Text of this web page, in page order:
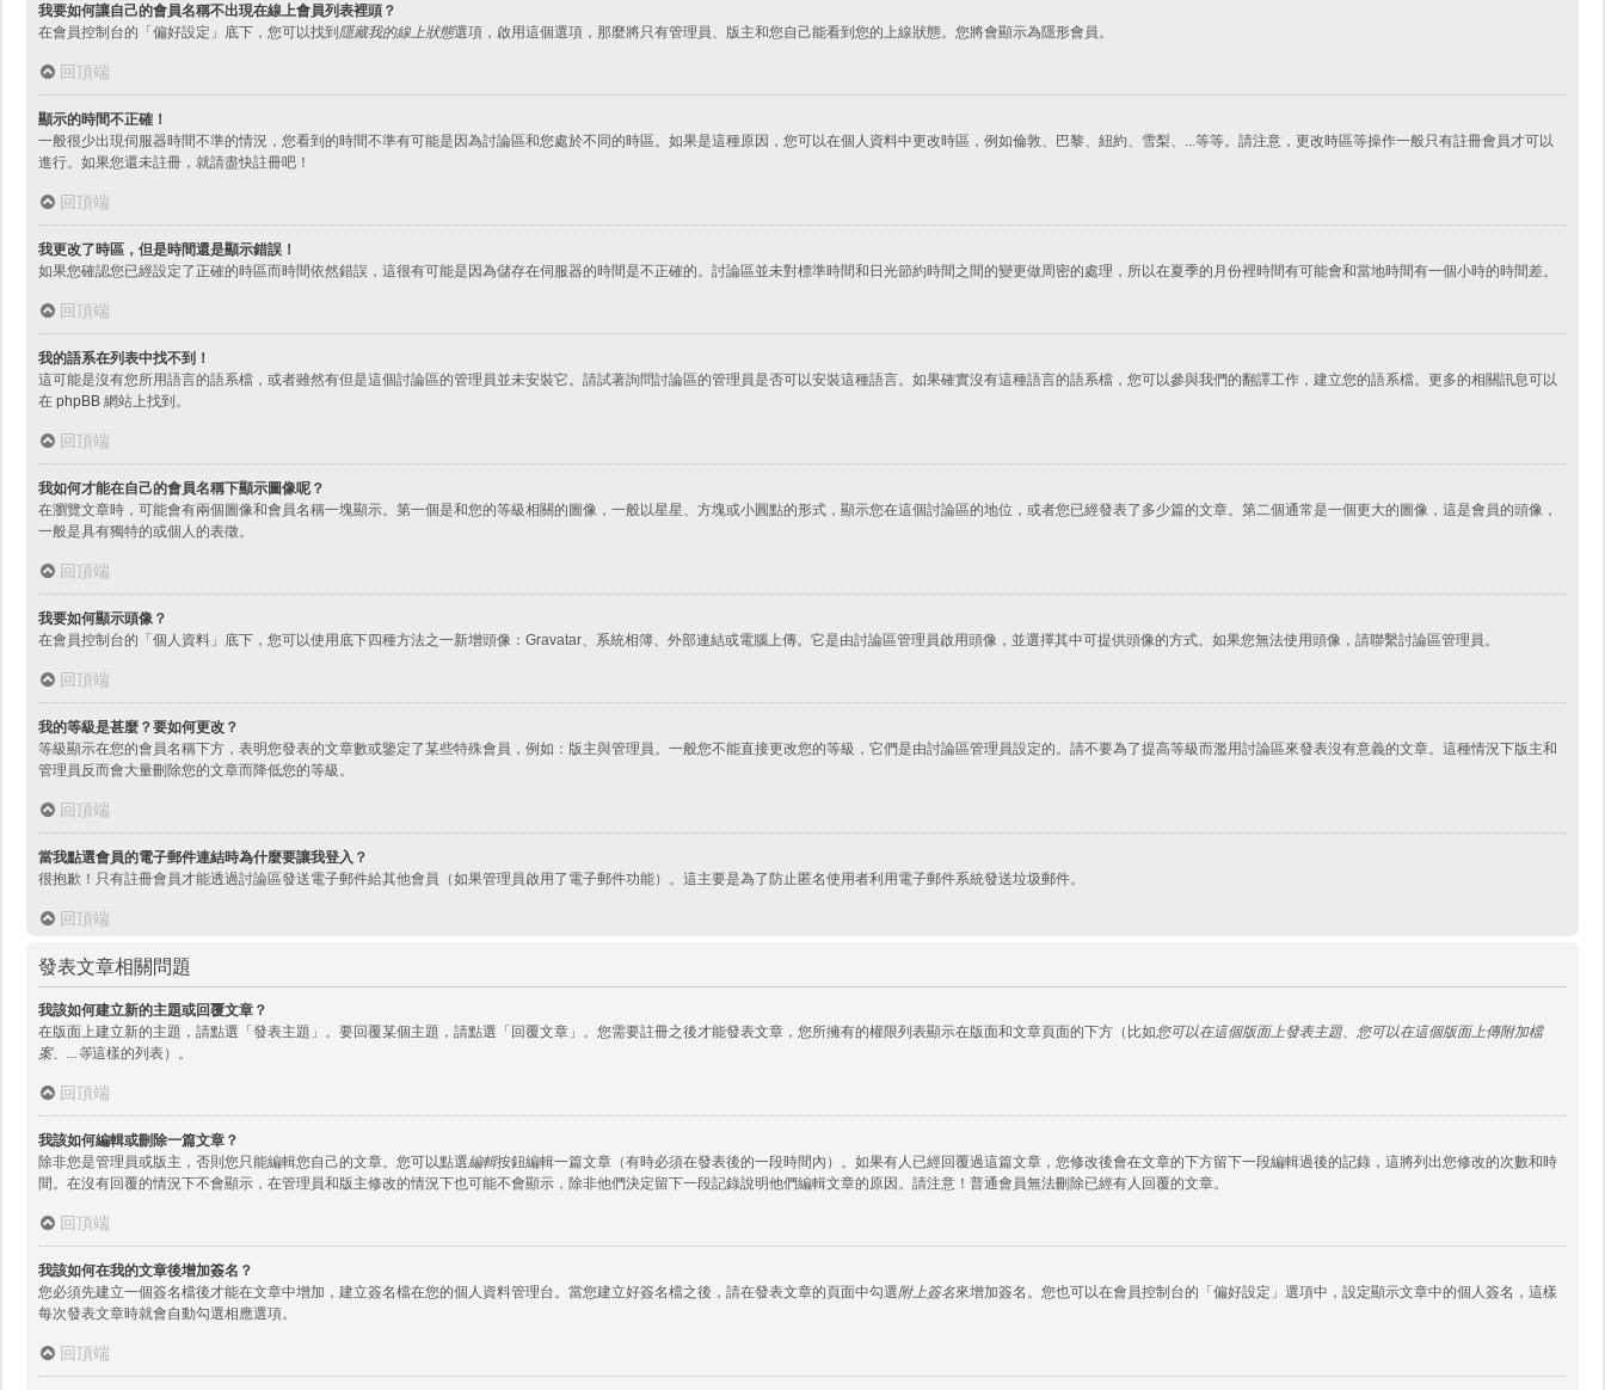
我要如何讓自己的會員名稱不出現在線上會員列表裡頭？
在會員控制台的「偏好設定」底下，您可以找到隱藏我的線上狀態選項，啟用這個選項，那麼將只有管理員、版主和您自己能看到您的上線狀態。您將會顯示為隱形會員。
回頂端
顯示的時間不正確！
一般很少出現伺服器時間不準的情況，您看到的時間不準有可能是因為討論區和您處於不同的時區。如果是這種原因，您可以在個人資料中更改時區，例如倫敦、巴黎、紐約、雪梨、...等等。請注意，更改時區等操作一般只有註冊會員才可以
進行。如果您還未註冊，就請盡快註冊吧！
回頂端
我更改了時區，但是時間還是顯示錯誤！
如果您確認您已經設定了正確的時區而時間依然錯誤，這很有可能是因為儲存在伺服器的時間是不正確的。討論區並未對標準時間和日光節約時間之間的變更做周密的處理，所以在夏季的月份裡時間有可能會和當地時間有一個小時的時間差。
回頂端
我的語系在列表中找不到！
這可能是沒有您所用語言的語系檔，或者雖然有但是這個討論區的管理員並未安裝它。請試著詢問討論區的管理員是否可以安裝這種語言。如果確實沒有這種語言的語系檔，您可以參與我們的翻譯工作，建立您的語系檔。更多的相關訊息可以
在 phpBB 網站上找到。
回頂端
我如何才能在自己的會員名稱下顯示圖像呢？
在瀏覽文章時，可能會有兩個圖像和會員名稱一塊顯示。第一個是和您的等級相關的圖像，一般以星星、方塊或小圓點的形式，顯示您在這個討論區的地位，或者您已經發表了多少篇的文章。第二個通常是一個更大的圖像，這是會員的頭像，
一般是具有獨特的或個人的表徵。
回頂端
我要如何顯示頭像？
在會員控制台的「個人資料」底下，您可以使用底下四種方法之一新增頭像：Gravatar、系統相簿、外部連結或電腦上傳。它是由討論區管理員啟用頭像，並選擇其中可提供頭像的方式。如果您無法使用頭像，請聯繫討論區管理員。
回頂端
我的等級是甚麼？要如何更改？
等級顯示在您的會員名稱下方，表明您發表的文章數或鑒定了某些特殊會員，例如：版主與管理員。一般您不能直接更改您的等級，它們是由討論區管理員設定的。請不要為了提高等級而濫用討論區來發表沒有意義的文章。這種情況下版主和
管理員反而會大量刪除您的文章而降低您的等級。
回頂端
當我點選會員的電子郵件連結時為什麼要讓我登入？
很抱歉！只有註冊會員才能透過討論區發送電子郵件給其他會員（如果管理員啟用了電子郵件功能）。這主要是為了防止匿名使用者利用電子郵件系統發送垃圾郵件。
回頂端
發表文章相關問題
我該如何建立新的主題或回覆文章？
在版面上建立新的主題，請點選「發表主題」。要回覆某個主題，請點選「回覆文章」。您需要註冊之後才能發表文章，您所擁有的權限列表顯示在版面和文章頁面的下方（比如您可以在這個版面上發表主題、您可以在這個版面上傳附加檔
案、...等這樣的列表）。
回頂端
我該如何編輯或刪除一篇文章？
除非您是管理員或版主，否則您只能編輯您自己的文章。您可以點選編輯按鈕編輯一篇文章（有時必須在發表後的一段時間內）。如果有人已經回覆過這篇文章，您修改後會在文章的下方留下一段編輯過後的記錄，這將列出您修改的次數和時
間。在沒有回覆的情況下不會顯示，在管理員和版主修改的情況下也可能不會顯示，除非他們決定留下一段記錄說明他們編輯文章的原因。請注意！普通會員無法刪除已經有人回覆的文章。
回頂端
我該如何在我的文章後增加簽名？
您必須先建立一個簽名檔後才能在文章中增加，建立簽名檔在您的個人資料管理台。當您建立好簽名檔之後，請在發表文章的頁面中勾選附上簽名來增加簽名。您也可以在會員控制台的「偏好設定」選項中，設定顯示文章中的個人簽名，這樣
每次發表文章時就會自動勾選相應選項。
回頂端